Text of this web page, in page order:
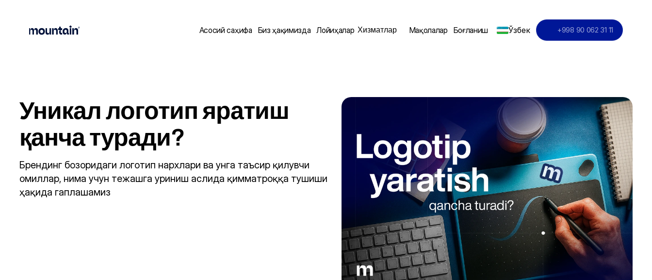
Уникал логотип яратиш
қанча туради?
Брендинг бозоридаги логотип нархлари ва унга таъсир қилувчи
омиллар, нима учун тежашга уриниш аслида қимматроққа тушиши
ҳақида гаплашамиз
Асосий саҳифа Биз ҳақимизда Лойиҳалар Хизматлар Мақолалар Боғланиш Ўзбек +998 90 062 31 11